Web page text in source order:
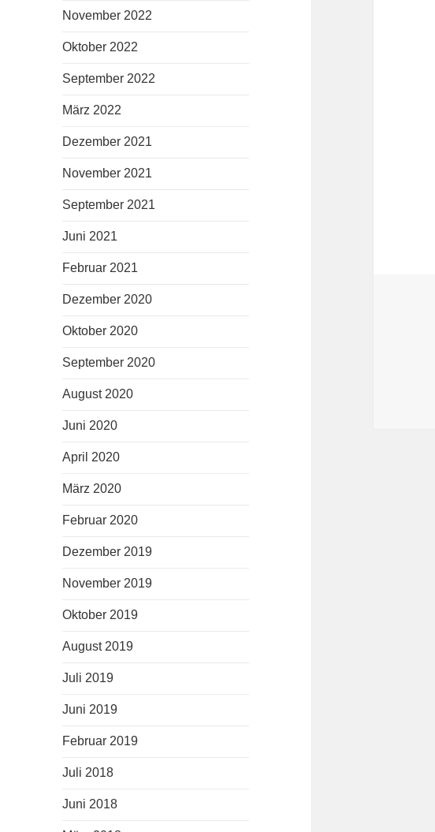
November 2022
Oktober 2022
September 2022
März 2022
Dezember 2021
November 2021
September 2021
Juni 2021
Februar 2021
Dezember 2020
Oktober 2020
September 2020
August 2020
Juni 2020
April 2020
März 2020
Februar 2020
Dezember 2019
November 2019
Oktober 2019
August 2019
Juli 2019
Juni 2019
Februar 2019
Juli 2018
Juni 2018